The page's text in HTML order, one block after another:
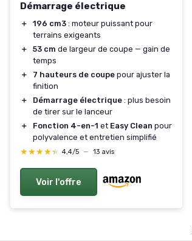
Démarrage électrique
＋ 196 cm3 : moteur puissant pour
terrains exigeants
＋
53 cm de largeur de coupe — gain de
temps
＋
7 hauteurs de coupe pour ajuster la
finition
＋
Démarrage électrique : plus besoin
de tirer sur le lanceur
＋
Fonction 4-en-1 et Easy Clean pour
polyvalence et entretien simplifié
★★★★★
★★★★★ 4,4/5 — 13 avis
Voir l'offre